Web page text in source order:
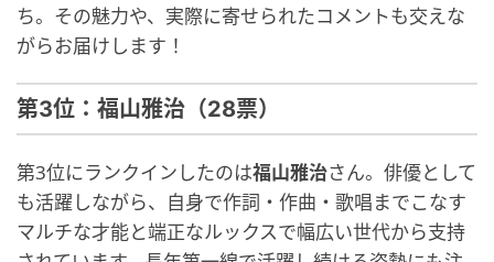
ち。その魅力や、実際に寄せられたコメントも交えな
がらお届けします！
第3位：福山雅治（28票）
第3位にランクインしたのは福山雅治さん。俳優として
も活躍しながら、自身で作詞・作曲・歌唱までこなす
マルチな才能と端正なルックスで幅広い世代から支持